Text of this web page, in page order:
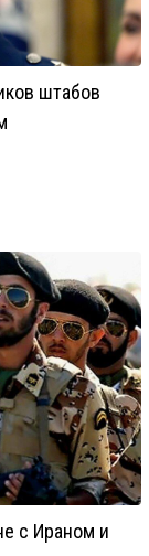
штабов
с Ираном и